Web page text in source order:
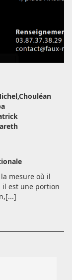
mesure où il
il est une portion